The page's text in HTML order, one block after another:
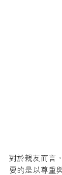
對於親友而言
要的是以尊重